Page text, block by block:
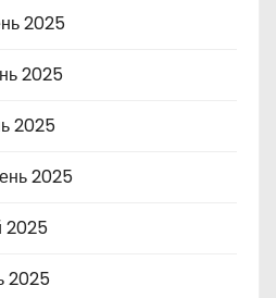
2025
2025
2025
2025
2025
2025